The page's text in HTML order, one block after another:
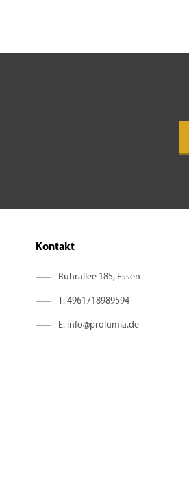
Kontakt
Ruhrallee 185, Essen
T: 4961718989594
E: info@prolumia.de